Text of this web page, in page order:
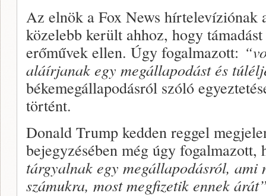
Az elnök a Fox News hírtelevíziónak
közelebb került ahhoz, hogy
erőművek ellen. Úgy fogalmazott:
aláírjanak egy megállapodást és
békemegállapodásról szóló
történt.
Donald Trump kedden reggel
bejegyzésében még úgy fogalmazott,
tárgyalnak egy megállapodásról, ami
számukra, most megfizetik ennek